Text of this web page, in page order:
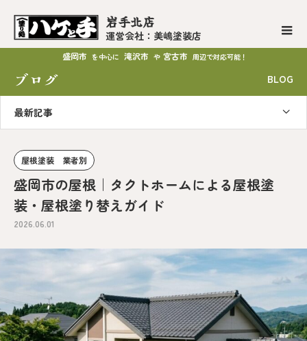
岩手北店
運営会社：美嶋塗装店
盛岡市 を中心に 滝沢市 や 宮古市 周辺で対応可能！
ブログ BLOG
最新記事
屋根塗装 業者別
盛岡市の屋根｜タクトホームによる屋根塗
装・屋根塗り替えガイド
2026.06.01